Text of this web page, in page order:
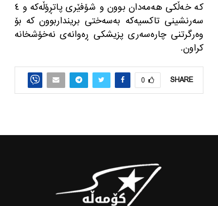
كه‌ خه‌ڵكی هه‌مه‌دان بوون و شۆفێری پاتڕۆڵه‌كه‌ و ٤
سه‌رنشینی تاكسیه‌كه‌ به‌سه‌ختی برینداربوون كه‌ بۆ
وه‌رگرتنی چاره‌سه‌ری پزیشكی ڕه‌وانه‌ی نه‌خۆشخانه
كراون.
SHARE
0